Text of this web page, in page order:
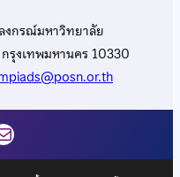
งกรณ์มหาวิทยาลัย
รุงเทพมหานคร 10330